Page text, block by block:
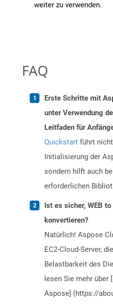
weiter zu verwenden.
FAQ
Erste Schritte mit
unter Verwendung
Leitfaden für
Quickstart führt
Initialisierung der
sondern hilft auch
erforderlichen
Ist es sicher, WEB
konvertieren?
Natürlich! Aspose
EC2-Cloud-Server,
Belastbarkeit des
lesen Sie mehr
Aspose] (https://